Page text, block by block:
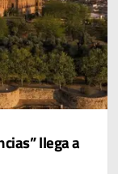
llega a